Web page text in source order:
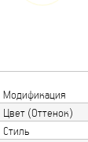
Модификация
Цвет (Оттенок)
Стиль